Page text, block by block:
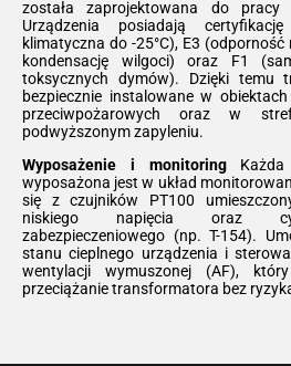
została zaprojektowana do
Urządzenia posiadają
klimatyczna do -25°C), E3
kondensację wilgoci) oraz F1
toksycznych dymów). Dzięki temu
bezpiecznie instalowane w
przeciwpożarowych oraz w
podwyższonym zapyleniu.
Wyposażenie i monitoringKażda
wyposażona jest w układ
się z czujników PT100
niskiego napięcia oraz
zabezpieczeniowego (np. T-154).
stanu cieplnego urządzenia i
wentylacji wymuszonej (AF),
przeciążanie transformatora bez